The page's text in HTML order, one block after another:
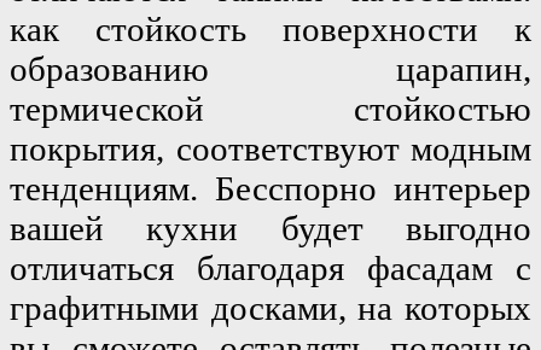
как стойкость поверхности к
образованию царапин,
термической стойкостью
покрытия, соответствуют модным
тенденциям. Бесспорно интерьер
вашей кухни будет выгодно
отличаться благодаря фасадам с
графитными досками, на которых